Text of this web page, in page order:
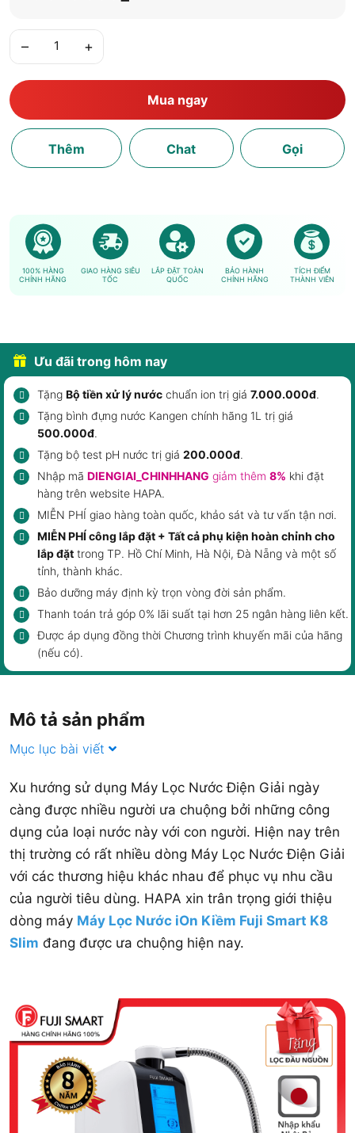
– +
Mua ngay
Thêm Chat Gọi
100% HÀNG
CHÍNH HÃNG
GIAO HÀNG SIÊU
TỐC
LẮP ĐẶT TOÀN
QUỐC
BẢO HÀNH
CHÍNH HÃNG
TÍCH ĐIỂM
THÀNH VIÊN
Ưu đãi trong hôm nay
Tặng Bộ tiền xử lý nước chuẩn ion trị giá 7.000.000đ.
Tặng bình đựng nước Kangen chính hãng 1L trị giá
500.000đ.
Tặng bộ test pH nước trị giá 200.000đ.
Nhập mã DIENGIAI_CHINHHANG giảm thêm 8% khi đặt
hàng trên website HAPA.
MIỄN PHÍ giao hàng toàn quốc, khảo sát và tư vấn tận nơi.
MIỄN PHÍ công lắp đặt + Tất cả phụ kiện hoàn chỉnh cho
lắp đặt trong TP. Hồ Chí Minh, Hà Nội, Đà Nẵng và một số
tỉnh, thành khác.
Bảo dưỡng máy định kỳ trọn vòng đời sản phẩm.
Thanh toán trả góp 0% lãi suất tại hơn 25 ngân hàng liên kết.
Được áp dụng đồng thời Chương trình khuyến mãi của hãng
(nếu có).
Mô tả sản phẩm
Mục lục bài viết
Xu hướng sử dụng Máy Lọc Nước Điện Giải ngày
càng được nhiều người ưa chuộng bởi những công
dụng của loại nước này với con người. Hiện nay trên
thị trường có rất nhiều dòng Máy Lọc Nước Điện Giải
với các thương hiệu khác nhau để phục vụ nhu cầu
của người tiêu dùng. HAPA xin trân trọng giới thiệu
dòng máy Máy Lọc Nước iOn Kiềm Fuji Smart K8
Slim đang được ưa chuộng hiện nay.